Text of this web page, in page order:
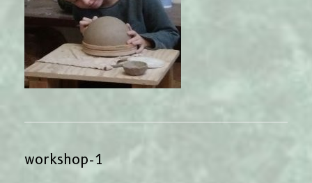
workshop-1